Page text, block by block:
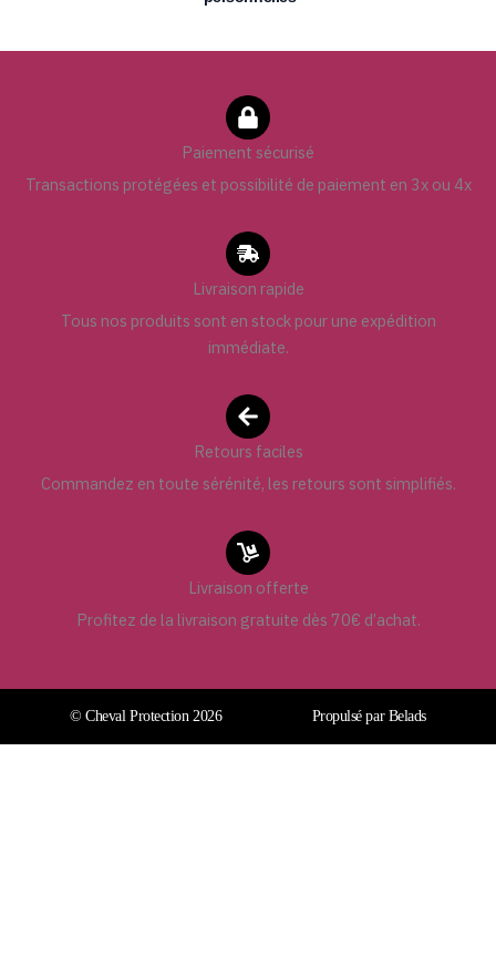
Paiement sécurisé
Transactions protégées et possibilité de paiement en 3x ou 4x
Livraison rapide
Tous nos produits sont en stock pour une expédition
immédiate.
Retours faciles
Commandez en toute sérénité, les retours sont simplifiés.
Livraison offerte
Profitez de la livraison gratuite dès 70€ d’achat.
© Cheval Protection 2026 Propulsé par Belads